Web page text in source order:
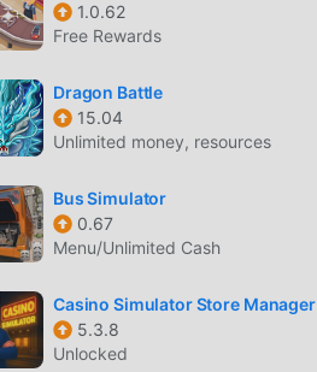
montanhosos e planícies
no horário ou
e manter sua rede
dispositivos móveis que
1.0.62
Free Rewards
Dragon Battle
15.04
Unlimited money, resources
Bus Simulator
0.67
Menu/Unlimited Cash
Casino Simulator Store Manager
5.3.8
Unlocked